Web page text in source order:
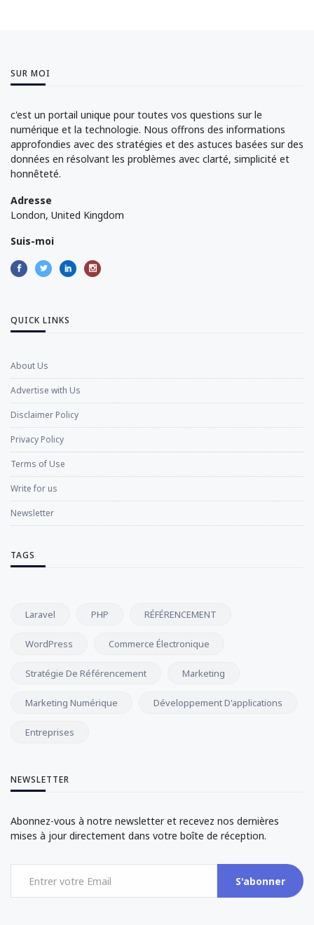
SUR MOI
c'est un portail unique pour toutes vos questions sur le
numérique et la technologie. Nous offrons des informations
approfondies avec des stratégies et des astuces basées sur des
données en résolvant les problèmes avec clarté, simplicité et
honnêteté.
Adresse
London, United Kingdom
Suis-moi
QUICK LINKS
About Us
Advertise with Us
Disclaimer Policy
Privacy Policy
Terms of Use
Write for us
Newsletter
TAGS
Laravel PHP RÉFÉRENCEMENT
WordPress Commerce Électronique
Stratégie De Référencement Marketing
Marketing Numérique Développement D'applications
Entreprises
NEWSLETTER
Abonnez-vous à notre newsletter et recevez nos dernières
mises à jour directement dans votre boîte de réception.
S'abonner